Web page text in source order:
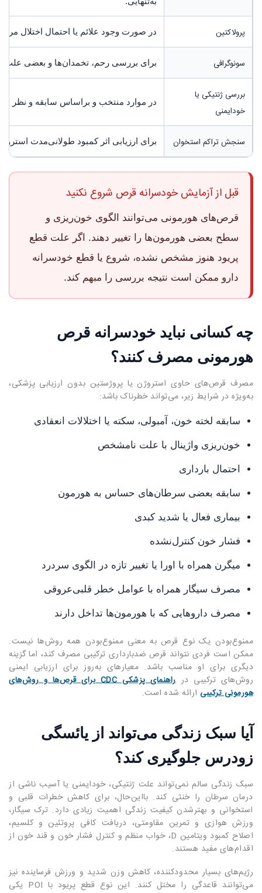
پرولاکتین در صورت وجود علائم یا احتمال اختلال
سونوگرافی برای بررسی رحم، تخمدان‌ها و بعضی
بررسی ژنتیکی یا
خودایمنی
در موارد منتخب و براساس سابقه و نظر
سنجش تراکم استخوان برای ارزیابی اثر کمبود طولانی‌مدت
قبل از آزمایش خودسرانه قرص شروع نکنید
قرص‌های هورمونی می‌توانند الگوی خون‌ریزی و
سطح بعضی هورمون‌ها را تغییر دهند. اگر علت قطع
پریود هنوز مشخص نشده، شروع یا قطع خودسرانه
دارو ممکن است نتیجه بررسی را مبهم کند.
چه کسانی نباید خودسرانه قرص
هورمونی مصرف کنند؟
مصرف قرص‌های حاوی استروژن یا پروژستین بدون ارزیابی پزشکی،
به‌ویژه در شرایط زیر، می‌تواند خطرناک باشد:
سابقه لخته خون، آمبولی، سکته یا اختلالات انعقادی
خون‌ریزی واژینال با علت نامشخص
احتمال بارداری
سابقه بعضی سرطان‌های حساس به هورمون
بیماری فعال یا شدید کبدی
فشار خون کنترل‌نشده
میگرن همراه با اورا یا تغییر تازه در الگوی سردرد
مصرف سیگار همراه با عوامل خطر قلبی‌عروقی
مصرف داروهایی که با هورمون‌ها تداخل دارند
ممنوع‌بودن یک نوع قرص به معنی ممنوع‌بودن همه روش‌ها نیست.
ممکن است فردی نتواند قرص ضدبارداری ترکیبی مصرف کند، اما گزینه
دیگری برای او مناسب باشد. معیارهای به‌روز برای ارزیابی ایمنی
روش‌های ترکیبی در
راهنمای پزشکی CDC برای قرص‌ها و روش‌های
هورمونی ترکیبی ارائه شده است.
آیا سبک زندگی می‌تواند از یائسگی
زودرس جلوگیری کند؟
سبک زندگی سالم نمی‌تواند علت ژنتیکی، خودایمنی یا آسیب ناشی از
درمان سرطان را خنثی کند. بااین‌حال، برای کاهش خطرات قلبی و
استخوانی و بهترشدن کیفیت زندگی اهمیت زیادی دارد. ترک سیگار،
ورزش هوازی و تمرین مقاومتی، دریافت کافی پروتئین و کلسیم،
اصلاح کمبود ویتامین D، خواب منظم و کنترل فشار خون و قند خون از
اقدام‌های مفید هستند.
رژیم‌های بسیار محدودکننده، کاهش وزن شدید و ورزش فرساینده نیز
می‌توانند قاعدگی را مختل کنند. این نوع قطع پریود با POI یکی